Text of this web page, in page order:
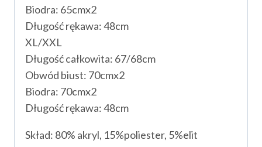
Biodra: 65cmx2
Długość rękawa: 48cm
XL/XXL
Długość całkowita: 67/68cm
Obwód biust: 70cmx2
Biodra: 70cmx2
Długość rękawa: 48cm
Skład: 80% akryl, 15%poliester, 5%elit